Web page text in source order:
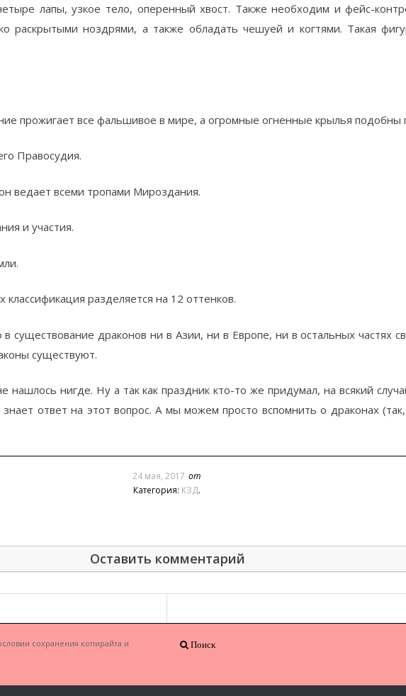
лапы, узкое тело, оперенный хвост. Также необходим и фейс-
раскрытыми ноздрями, а также обладать чешуей и когтями. Такая
прожигает все фальшивое в мире, а огромные огненные крылья подобны
Правосудия.
ведает всеми тропами Мироздания.
и участия.
разделяется на 12 оттенков.
существование драконов ни в Азии, ни в Европе, ни в остальных частях
существуют.
нигде. Ну а так как праздник кто-то же придумал, на всякий
ответ на этот вопрос. А мы можем просто вспомнить о драконах
24 мая, 2017 от
Категория: КЗД.
Оставить комментарий
сохранения копирайта и
Поиск